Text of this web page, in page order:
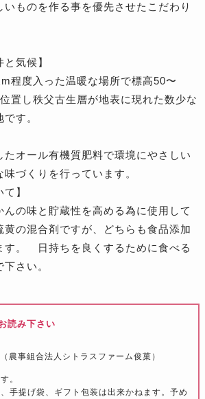
ものを作る事を優先させたこだわり
気候】
程度入った温暖な場所で標高50〜
置し秩父古生層が地表に現れた数少な
す。
たオール有機質肥料で環境にやさしい
づくりを行っています。
】
んの味と貯蔵性を高める為に使用して
の混合剤ですが、どちらも食品添加
す。 日持ちを良くするために食べる
さい。
読み下さい
（農事組合法人シトラスファーム俊菓）
。
手提げ袋、ギフト包装は出来かねます。予め